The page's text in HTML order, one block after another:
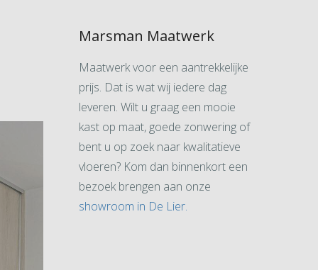
Marsman Maatwerk
Maatwerk voor een aantrekkelijke
prijs. Dat is wat wij iedere dag
leveren. Wilt u graag een mooie
kast op maat, goede zonwering of
bent u op zoek naar kwalitatieve
vloeren? Kom dan binnenkort een
bezoek brengen aan onze
showroom in De Lier.